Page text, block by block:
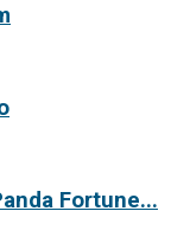
Fortune...